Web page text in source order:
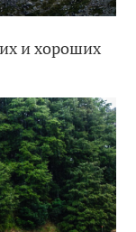
и хороших